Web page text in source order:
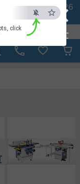
×
ESC
click
- 🚛 26.08. 2026